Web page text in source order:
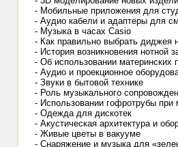
- Мобильные приложения для
- Аудио кабели и адаптеры для
- Музыка в часах Casio
- Как правильно выбрать диджея
- История возникновения нотной
- Об использовании материнских
- Аудио и проекционное
- Звуки в бытовой технике
- Роль музыкального
- Использовании гофротрубы при
- Одежда для дискотек
- Акустическая архитектура и
- Живые цветы в вакууме
- Снаряжение и музыка для